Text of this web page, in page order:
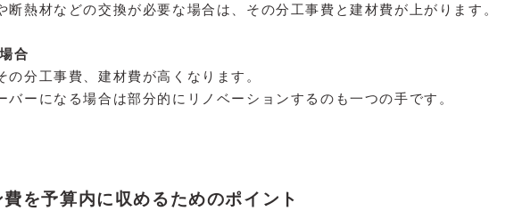
断熱材などの交換が必要な場合は、その分工事費と建材費が上がります。
合
の分工事費、建材費が高くなります。
バーになる場合は部分的にリノベーションするのも一つの手です。
を予算内に収めるためのポイント